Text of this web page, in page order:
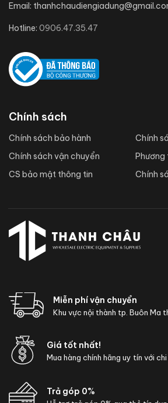
Email:
Hotline: 0906.47.35.47
Chính sách
Chính sách bảo hành
Chính sách vận chuyển
CS bảo mật thông tin
Chính
Chính
Miễn phí vận chuyển
Khu vực nội thành tp. Buôn Ma
Giá tốt nhất!
Mua hàng chính hãng uy tín với
Trả góp 0%